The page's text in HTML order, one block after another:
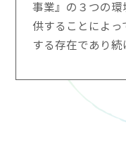
事業』の３つの
供することによ
する存在であり続